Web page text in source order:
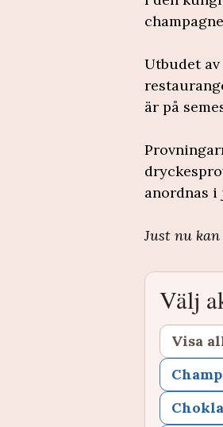
Utbudet
är på
anordnas
Just nu
Välj
Visa